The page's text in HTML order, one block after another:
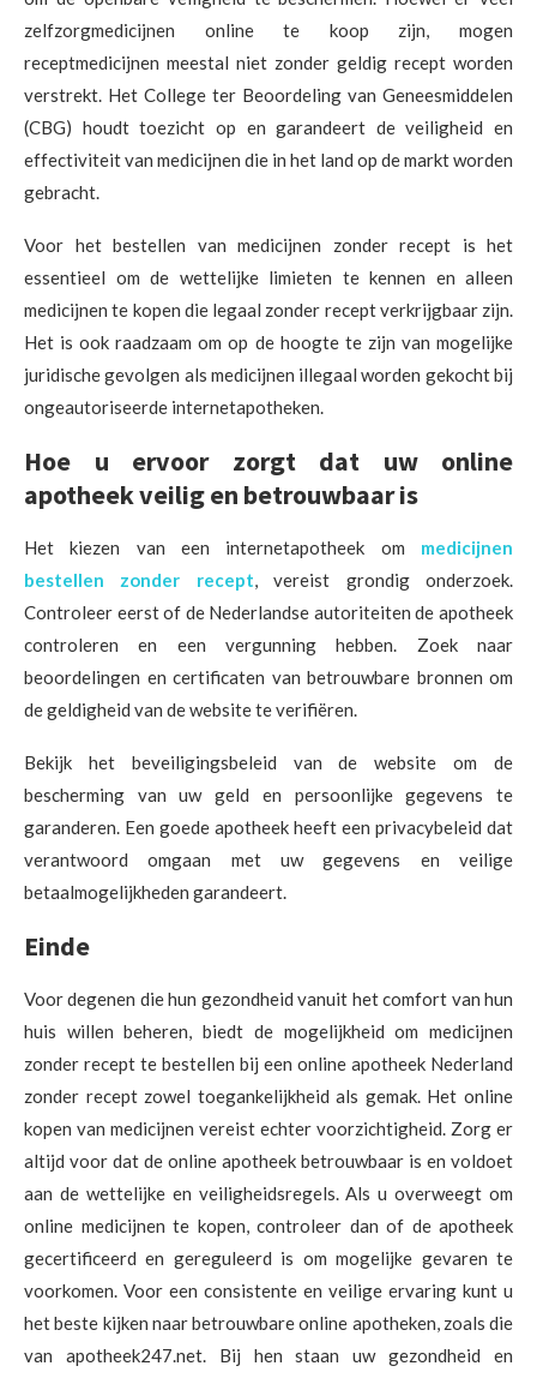
zelfzorgmedicijnen online te koop zijn, mogen
receptmedicijnen meestal niet zonder geldig recept worden
verstrekt. Het College ter Beoordeling van Geneesmiddelen
(CBG) houdt toezicht op en garandeert de veiligheid en
effectiviteit van medicijnen die in het land op de markt worden
gebracht.
Voor het bestellen van medicijnen zonder recept is het
essentieel om de wettelijke limieten te kennen en alleen
medicijnen te kopen die legaal zonder recept verkrijgbaar zijn.
Het is ook raadzaam om op de hoogte te zijn van mogelijke
juridische gevolgen als medicijnen illegaal worden gekocht bij
ongeautoriseerde internetapotheken.
Hoe u ervoor zorgt dat uw online
apotheek veilig en betrouwbaar is
Het kiezen van een internetapotheek om medicijnen
bestellen zonder recept, vereist grondig onderzoek.
Controleer eerst of de Nederlandse autoriteiten de apotheek
controleren en een vergunning hebben. Zoek naar
beoordelingen en certificaten van betrouwbare bronnen om
de geldigheid van de website te verifiëren.
Bekijk het beveiligingsbeleid van de website om de
bescherming van uw geld en persoonlijke gegevens te
garanderen. Een goede apotheek heeft een privacybeleid dat
verantwoord omgaan met uw gegevens en veilige
betaalmogelijkheden garandeert.
Einde
Voor degenen die hun gezondheid vanuit het comfort van hun
huis willen beheren, biedt de mogelijkheid om medicijnen
zonder recept te bestellen bij een online apotheek Nederland
zonder recept zowel toegankelijkheid als gemak. Het online
kopen van medicijnen vereist echter voorzichtigheid. Zorg er
altijd voor dat de online apotheek betrouwbaar is en voldoet
aan de wettelijke en veiligheidsregels. Als u overweegt om
online medicijnen te kopen, controleer dan of de apotheek
gecertificeerd en gereguleerd is om mogelijke gevaren te
voorkomen. Voor een consistente en veilige ervaring kunt u
het beste kijken naar betrouwbare online apotheken, zoals die
van apotheek247.net. Bij hen staan ​​uw gezondheid en